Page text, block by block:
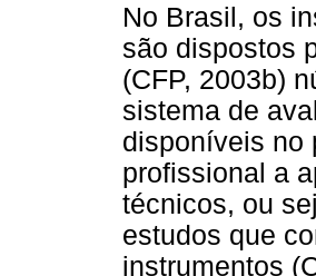
No Brasil, os
são dispostos
(CFP, 2003b)
sistema de
disponíveis no
profissional a
técnicos, ou
estudos que
instrumentos